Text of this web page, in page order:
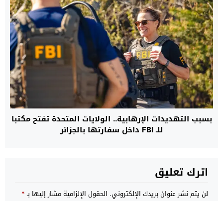
بسبب التهديدات الإرهابية.. الولايات المتحدة تفتح مكتبا
للـ FBI داخل سفارتها بالجزائر
اترك تعليق
لن يتم نشر عنوان بريدك الإلكتروني. الحقول الإلزامية مشار إليها بـ*